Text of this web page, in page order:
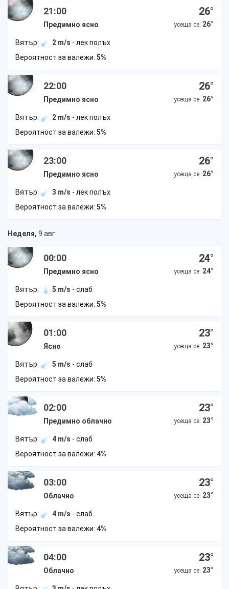
21:00
Предимно ясно
26°
усеща се: 26°
Вятър: 2 m/s - лек полъх
Вероятност за валежи: 5%
22:00
Предимно ясно
26°
усеща се: 26°
Вятър: 2 m/s - лек полъх
Вероятност за валежи: 5%
23:00
Предимно ясно
26°
усеща се: 26°
Вятър: 3 m/s - лек полъх
Вероятност за валежи: 5%
Неделя, 9 авг
00:00
Предимно ясно
24°
усеща се: 24°
Вятър: 5 m/s - слаб
Вероятност за валежи: 5%
01:00
Ясно
23°
усеща се: 23°
Вятър: 5 m/s - слаб
Вероятност за валежи: 5%
02:00
Предимно облачно
23°
усеща се: 23°
Вятър: 4 m/s - слаб
Вероятност за валежи: 4%
03:00
Облачно
23°
усеща се: 23°
Вятър: 4 m/s - слаб
Вероятност за валежи: 4%
04:00
Облачно
23°
усеща се: 23°